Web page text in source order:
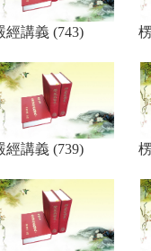
經講義 (743)
經講義 (739)